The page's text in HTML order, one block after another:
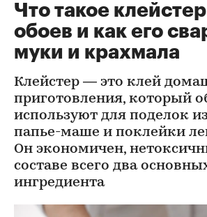
Что такое
обоев и как его
муки и крахмала
Клейстер — это клей
приготовления, который
используют для поделок
папье-маше и поклейки
Он экономичен,
составе всего два
ингредиента